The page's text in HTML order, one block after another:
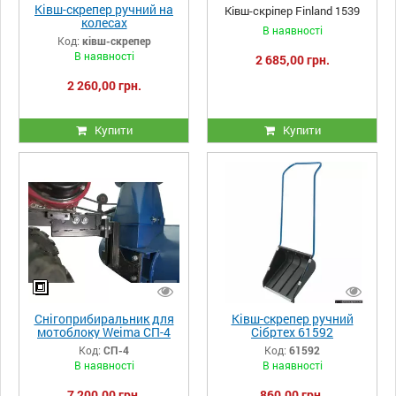
Ківш-скрепер ручний на
колесах
Код: ківш-скрепер
В наявності
2 260,00 грн.
Купити
Ківш-скріпер Finland 1539
В наявності
2 685,00 грн.
Купити
Снігоприбиральник для
мотоблоку Weima СП-4
Код: СП-4
В наявності
Ківш-скрепер ручний
Сібртех 61592
Код: 61592
В наявності